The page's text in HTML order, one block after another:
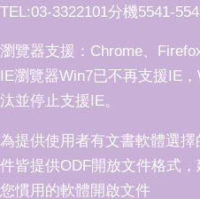
TEL:03-3322101分機5541-
瀏覽器支援：Chrome、
IE瀏覽器Win7已不再支援IE
汰並停止支援IE。
為提供使用者有文書軟體選
件皆提供ODF開放文件格式
您慣用的軟體開啟文件